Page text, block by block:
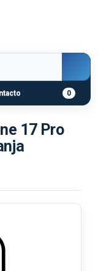
0
17 Pro